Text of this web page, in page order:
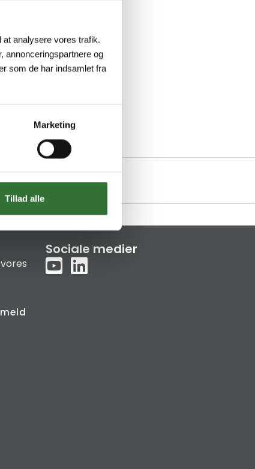
at analysere vores trafik.
annonceringspartnere og
som de har indsamlet fra
Marketing
Tillad alle
Sociale medier